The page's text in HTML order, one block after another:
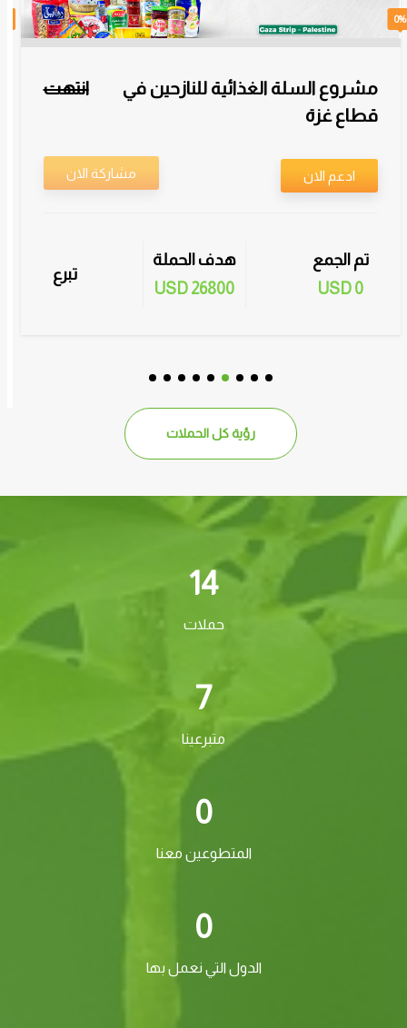
0%
مشروع السلة الغذائية للنازحين في
قطاع غزة
انتهت
ادعم الان مشاركة الان
تم الجمع
0 USD
هدف الحملة
26800 USD
تبرع
رؤية كل الحملات
14
حملات
7
متبرعينا
0
المتطوعين معنا
0
الدول التي نعمل بها